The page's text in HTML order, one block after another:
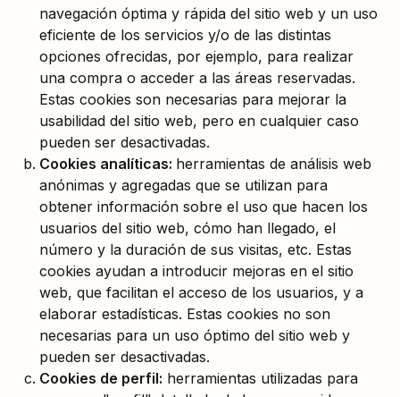
navegación óptima y rápida del sitio web y un uso
eficiente de los servicios y/o de las distintas
opciones ofrecidas, por ejemplo, para realizar
una compra o acceder a las áreas reservadas.
Estas cookies son necesarias para mejorar la
usabilidad del sitio web, pero en cualquier caso
pueden ser desactivadas.
Cookies analíticas: herramientas de análisis web
anónimas y agregadas que se utilizan para
obtener información sobre el uso que hacen los
usuarios del sitio web, cómo han llegado, el
número y la duración de sus visitas, etc. Estas
cookies ayudan a introducir mejoras en el sitio
web, que facilitan el acceso de los usuarios, y a
elaborar estadísticas. Estas cookies no son
necesarias para un uso óptimo del sitio web y
pueden ser desactivadas.
Cookies de perfil: herramientas utilizadas para